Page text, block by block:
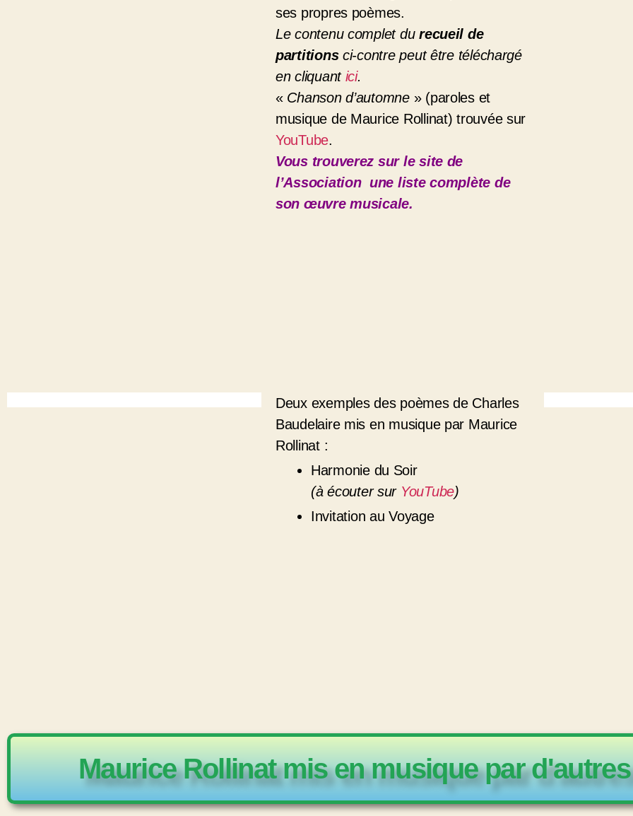
ses propres poèmes.
Le contenu complet durecueil de
partitionsci-contre peut être téléchargé
en cliquant ici.
« Chanson d’automne» (paroles et
musique de Maurice Rollinat) trouvée sur
YouTube.
Vous trouverez sur le site de
l’Associationune liste complète de
son œuvre musicale.
Deux exemples des poèmes de Charles
Baudelaire mis en musique par Maurice
Rollinat :
Harmonie du Soir
(à écouter sur YouTube)
Invitation au Voyage
Maurice Rollinat mis en musique par